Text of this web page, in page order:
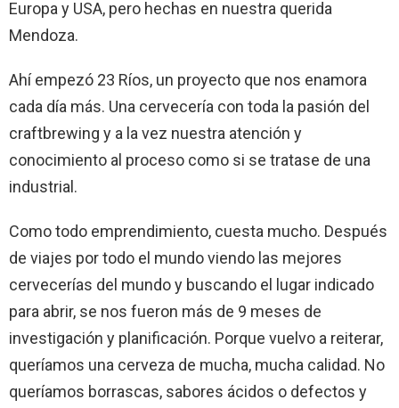
Europa y USA, pero hechas en nuestra querida
Mendoza.
Ahí empezó 23 Ríos, un proyecto que nos enamora
cada día más. Una cervecería con toda la pasión del
craftbrewing y a la vez nuestra atención y
conocimiento al proceso como si se tratase de una
industrial.
Como todo emprendimiento, cuesta mucho. Después
de viajes por todo el mundo viendo las mejores
cervecerías del mundo y buscando el lugar indicado
para abrir, se nos fueron más de 9 meses de
investigación y planificación. Porque vuelvo a reiterar,
queríamos una cerveza de mucha, mucha calidad. No
queríamos borrascas, sabores ácidos o defectos y